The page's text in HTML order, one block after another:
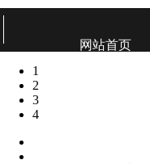
网站首页
1
2
3
4